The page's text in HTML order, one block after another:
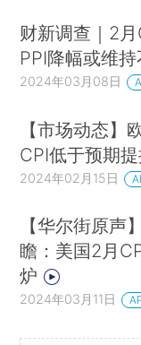
财新调查｜2
PPI降幅或维
2024年03月08日
【市场动态】
CPI低于预期
2024年02月15日
【华尔街原声
瞻：美国2月
炉
2024年03月11日